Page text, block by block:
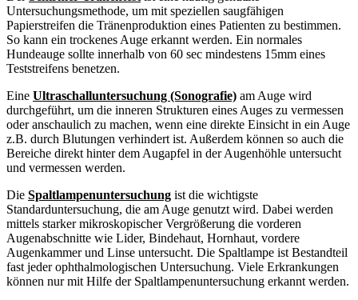
Untersuchungsmethode, um mit speziellen saugfähigen
Papierstreifen die Tränenproduktion eines Patienten zu bestimmen.
So kann ein trockenes Auge erkannt werden. Ein normales
Hundeauge sollte innerhalb von 60 sec mindestens 15mm eines
Teststreifens benetzen.
Eine Ultraschalluntersuchung (Sonografie) am Auge wird
durchgeführt, um die inneren Strukturen eines Auges zu vermessen
oder anschaulich zu machen, wenn eine direkte Einsicht in ein Auge
z.B. durch Blutungen verhindert ist. Außerdem können so auch die
Bereiche direkt hinter dem Augapfel in der Augenhöhle untersucht
und vermessen werden.
Die Spaltlampenuntersuchung ist die wichtigste
Standarduntersuchung, die am Auge genutzt wird. Dabei werden
mittels starker mikroskopischer Vergrößerung die vorderen
Augenabschnitte wie Lider, Bindehaut, Hornhaut, vordere
Augenkammer und Linse untersucht. Die Spaltlampe ist Bestandteil
fast jeder ophthalmologischen Untersuchung. Viele Erkrankungen
können nur mit Hilfe der Spaltlampenuntersuchung erkannt werden.